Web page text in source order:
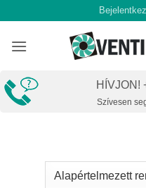
content
HÍVJON!
Szívesen